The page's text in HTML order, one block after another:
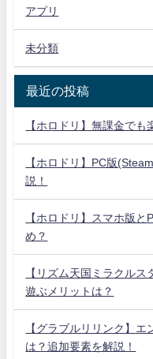
アプリ
未分類
最近の投稿
【ホロドリ】無課金でも
【ホロドリ】PC版
説！
【ホロドリ】スマホ版
め？
【リズム天国ミラクル
遊ぶメリットは？
【グラブルリリンク】
は？追加要素を解説！